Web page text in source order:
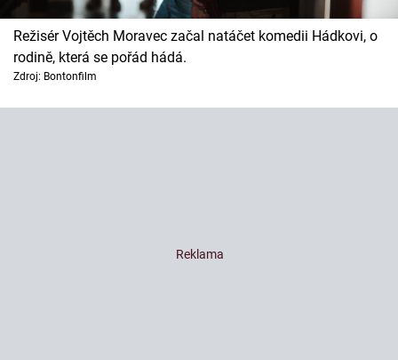
Režisér Vojtěch Moravec začal natáčet komedii Hádkovi, o
rodině, která se pořád hádá.
Zdroj: Bontonfilm